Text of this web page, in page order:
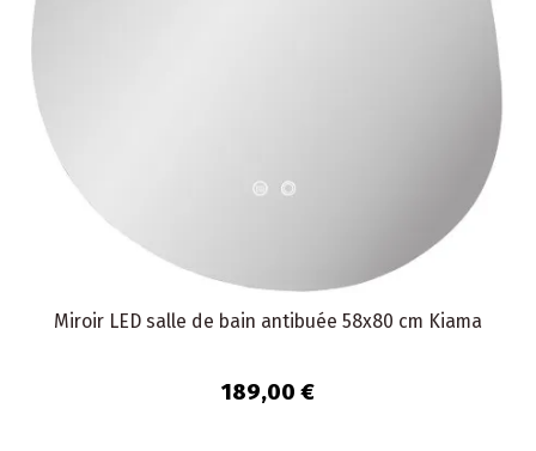
Miroir LED salle de bain antibuée 58x80 cm Kiama
189,00 €